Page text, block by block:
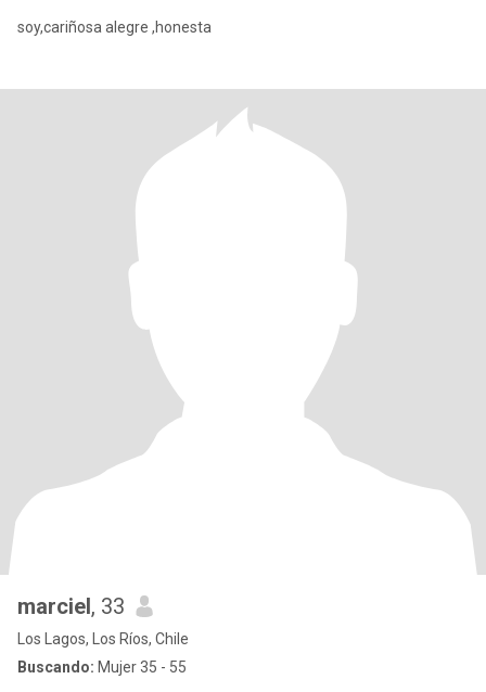
soy,cariñosa alegre ,honesta
marciel, 33
Los Lagos, Los Ríos, Chile
Buscando: Mujer 35 - 55